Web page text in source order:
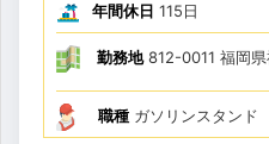
年間休日 115日
勤務地812-0011 福岡
職種 ガソリンスタンド